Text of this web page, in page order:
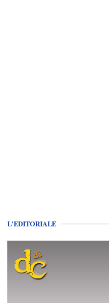
L'EDITORIALE